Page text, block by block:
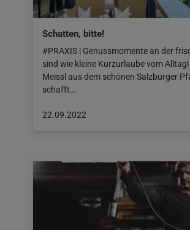
Schatten, bitte!
#PRAXIS | Genussmomente an der
sind wie kleine Kurzurlaube vom
Meissl aus dem schönen Salzburger
schafft…
Beitrag
22.09.2022